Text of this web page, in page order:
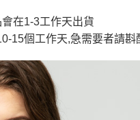
4.訂單成立30分鐘內，如未前往確
消。如遇「轉專審核」未通過狀況
【繳款方式說明】
1.分期款項不併入電信帳單，「大
醒簡訊。
2.透過簡訊連結打開帳單後，可選
帳／街口支付／iPASS MONEY」等
便利好安心！
１．簡單：不需註冊會員、不需綁
２．便利：只要手機號碼，簡訊認
【「AFTEE先享後付」結帳流程】
１．於結帳方式選擇「AFTEE先享
付」結帳頁面，進行簡訊認證並確
２．訂單成立數日內，您將收到繳
運送方式
全家取貨付款
每筆NT$80，滿NT$888(含以上
付款後全家取貨
在1-3工作天出貨
15個工作天,急需要者請斟